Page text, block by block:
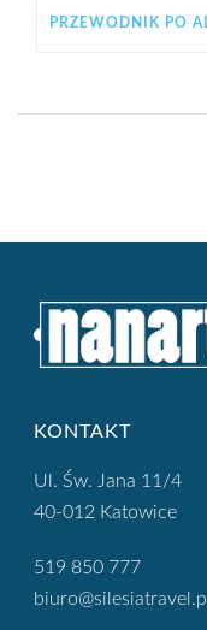
KONTAKT
Ul. Św. Jana 11/4
40-012 Katowice
519 850 777
biuro@silesiatravel.pl